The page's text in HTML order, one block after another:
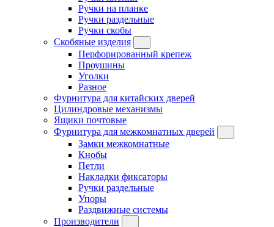
Ручки на планке
Ручки раздельные
Ручки скобы
Скобяные изделия
Перфорированный крепеж
Проушины
Уголки
Разное
Фурнитура для китайских дверей
Цилиндровые механизмы
Ящики почтовые
Фурнитура для межкомнатных дверей
Замки межкомнатные
Кнобы
Петли
Накладки фиксаторы
Ручки раздельные
Упоры
Раздвижные системы
Производители